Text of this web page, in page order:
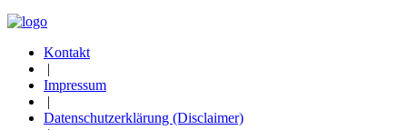
Kontakt
|
Impressum
|
Datenschutzerklärung (Disclaimer)